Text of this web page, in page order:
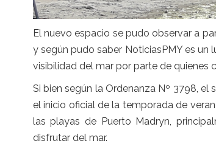
El nuevo espacio se pudo observar a
y según pudo saber NoticiasPMY es
visibilidad del mar por parte de quienes
Si bien según la Ordenanza Nº 3798,
el inicio oficial de la temporada de
las playas de Puerto Madryn,
disfrutar del mar.